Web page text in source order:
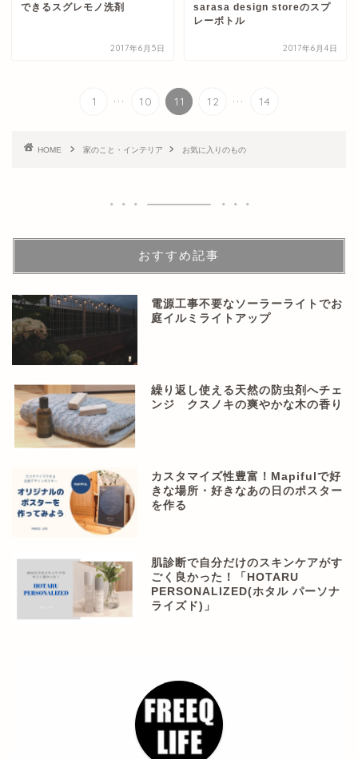
できるスグレモノ洗剤
2017年6月5日
sarasa design storeのスプ
レーボトル
2017年6月4日
1 ... 10 11 12 ... 14
HOME 家のこと・インテリア お気に入りのもの
おすすめ記事
電源工事不要なソーラーライトでお
庭イルミライトアップ
繰り返し使える天然の防虫剤へチェ
ンジ クスノキの爽やかな木の香り
カスタマイズ性豊富！Mapifulで好
きな場所・好きなあの日のポスター
を作る
肌診断で自分だけのスキンケアがす
ごく良かった！「HOTARU
PERSONALIZED(ホタル パーソナ
ライズド)」